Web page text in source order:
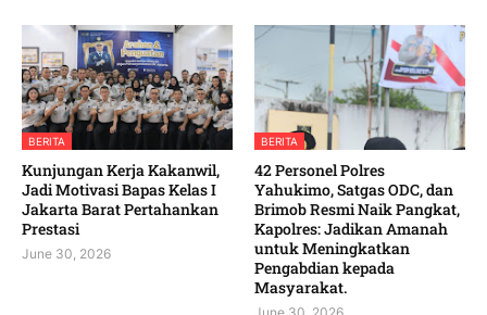
BERITA
Kunjungan Kerja Kakanwil,
Jadi Motivasi Bapas Kelas I
Jakarta Barat Pertahankan
Prestasi
June 30, 2026
BERITA
42 Personel Polres
Yahukimo, Satgas ODC, dan
Brimob Resmi Naik Pangkat,
Kapolres: Jadikan Amanah
untuk Meningkatkan
Pengabdian kepada
Masyarakat. ‎